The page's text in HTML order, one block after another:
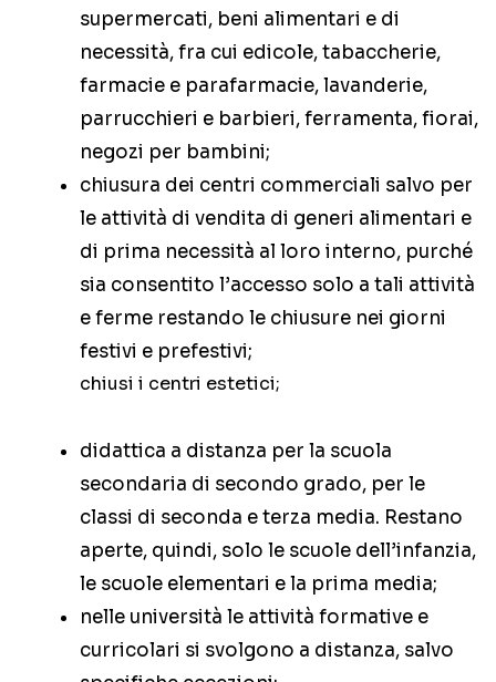
supermercati, beni alimentari e di
necessità, fra cui edicole, tabaccherie,
farmacie e parafarmacie, lavanderie,
parrucchieri e barbieri, ferramenta, fiorai,
negozi per bambini;
chiusura dei centri commerciali salvo per
le attività di vendita di generi alimentari e
di prima necessità al loro interno, purché
sia consentito l’accesso solo a tali attività
e ferme restando le chiusure nei giorni
festivi e prefestivi;
chiusi i centri estetici;
didattica a distanza per la scuola
secondaria di secondo grado, per le
classi di seconda e terza media. Restano
aperte, quindi, solo le scuole dell’infanzia,
le scuole elementari e la prima media;
nelle università le attività formative e
curricolari si svolgono a distanza, salvo